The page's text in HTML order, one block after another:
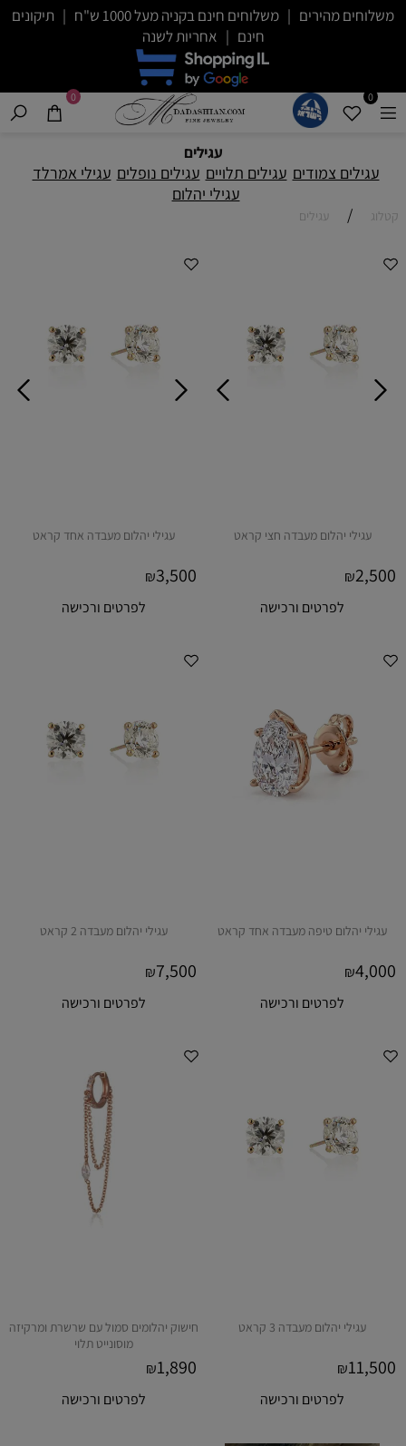
משלוחים מהירים | משלוחים חינם בקניה מעל 1000 ש"ח | תיקונים
חינם | אחריות לשנה
0
0
עגילים
עגילים צמודים עגילים תלויים עגילים נופלים עגילי אמרלד
עגילי יהלום
קטלוג / עגילים
עגילי יהלום מעבדה חצי קראט
₪2,500
לפרטים ורכישה
עגילי יהלום מעבדה אחד קראט
₪3,500
לפרטים ורכישה
עגילי יהלום טיפה מעבדה אחד קראט
₪4,000
לפרטים ורכישה
עגילי יהלום מעבדה 2 קראט
₪7,500
לפרטים ורכישה
עגילי יהלום מעבדה 3 קראט
₪11,500
לפרטים ורכישה
חישוק יהלומים סמול עם שרשרת ומרקיזה
מוסונייט תלוי
₪1,890
לפרטים ורכישה